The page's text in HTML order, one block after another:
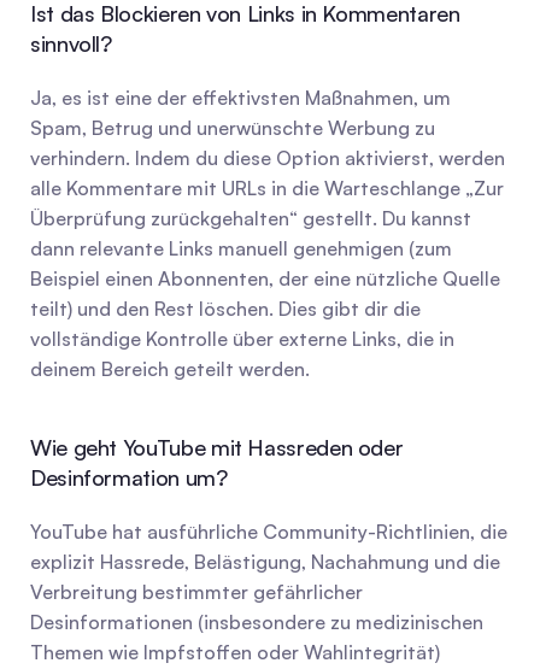
Ist das Blockieren von Links in Kommentaren
sinnvoll?
Ja, es ist eine der effektivsten Maßnahmen, um
Spam, Betrug und unerwünschte Werbung zu
verhindern. Indem du diese Option aktivierst, werden
alle Kommentare mit URLs in die Warteschlange „Zur
Überprüfung zurückgehalten“ gestellt. Du kannst
dann relevante Links manuell genehmigen (zum
Beispiel einen Abonnenten, der eine nützliche Quelle
teilt) und den Rest löschen. Dies gibt dir die
vollständige Kontrolle über externe Links, die in
deinem Bereich geteilt werden.
Wie geht YouTube mit Hassreden oder
Desinformation um?
YouTube hat ausführliche Community-Richtlinien, die
explizit Hassrede, Belästigung, Nachahmung und die
Verbreitung bestimmter gefährlicher
Desinformationen (insbesondere zu medizinischen
Themen wie Impfstoffen oder Wahlintegrität)